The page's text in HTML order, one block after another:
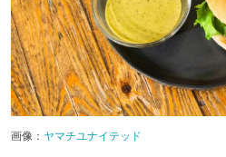
画像： ヤマチユナイテッド